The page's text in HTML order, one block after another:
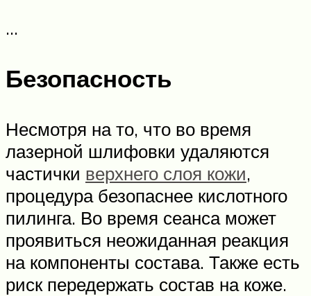
…
Безопасность
Несмотря на то, что во время
лазерной шлифовки удаляются
частички верхнего слоя кожи,
процедура безопаснее кислотного
пилинга. Во время сеанса может
проявиться неожиданная реакция
на компоненты состава. Также есть
риск передержать состав на коже.